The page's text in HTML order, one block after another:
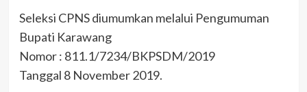
Seleksi CPNS diumumkan melalui Pengumuman
Bupati Karawang
Nomor : 811.1/7234/BKPSDM/2019
Tanggal 8 November 2019.